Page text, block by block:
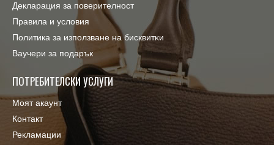
Декларация за поверителност
Правила и условия
Πoлитика зa изпoлзвaнe нa бисквитĸи
Ваучери за подарък
ПОТРЕБИТЕЛСКИ УСЛУГИ
Моят акаунт
Контакт
Рекламации